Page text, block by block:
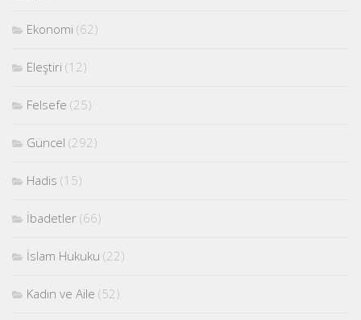
Ekonomi (62)
Eleştiri (12)
Felsefe (25)
Güncel (292)
Hadis (15)
İbadetler (66)
İslam Hukuku (22)
Kadın ve Aile (52)